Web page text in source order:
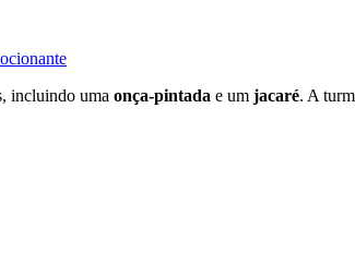
incluindo uma onça-pintada e um jacaré. A